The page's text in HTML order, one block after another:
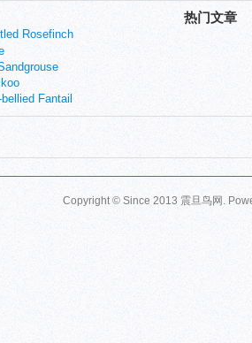
热门文章
Rosefinch
Fantail
Copyright © Since 2013 震旦鸟网 .